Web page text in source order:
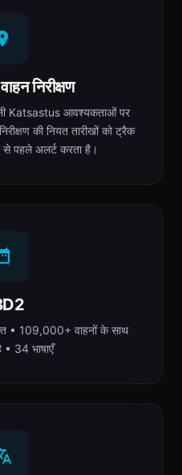
निरीक्षण
Katsastus आवश्यकताओं पर
की नियत तारीखों को ट्रैक
पहले अलर्ट करता है।
• 109,000+ वाहनों के साथ
• 34 भाषाएँ